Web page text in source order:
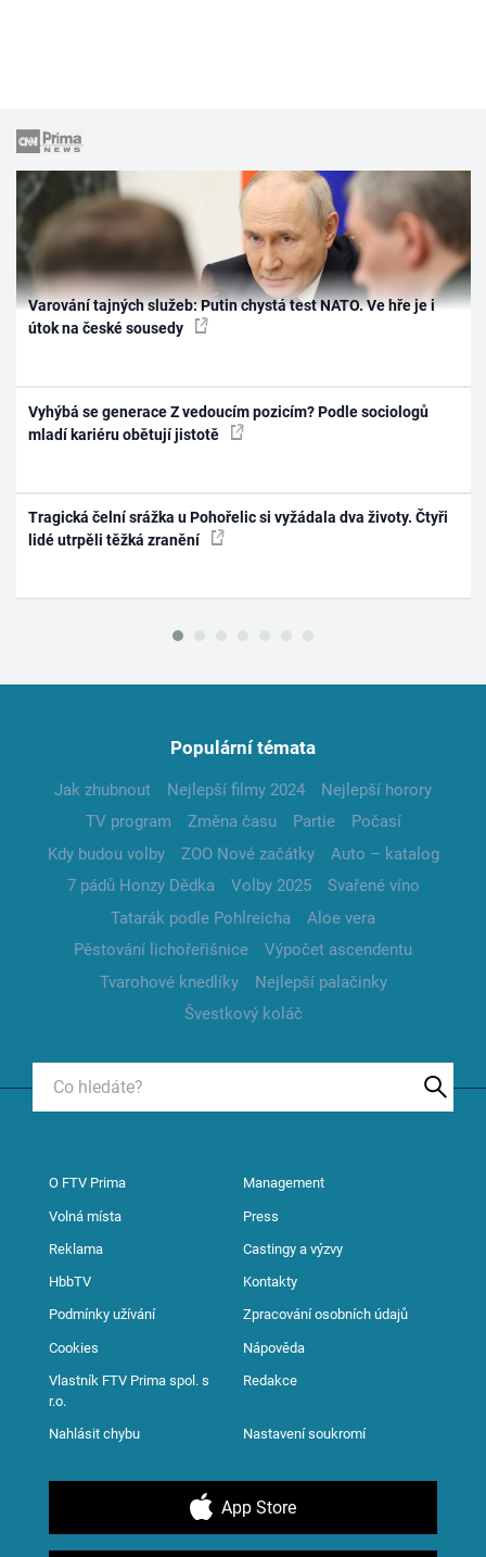
Varování tajných služeb: Putin chystá test NATO. Ve hře je i
útok na české sousedy
Vyhýbá se generace Z vedoucím pozicím? Podle sociologů
mladí kariéru obětují jistotě
Tragická čelní srážka u Pohořelic si vyžádala dva životy. Čtyři
lidé utrpěli těžká zranění
Populární témata
Jak zhubnout Nejlepší filmy 2024
Nejlepší horory
TV program
Změna času Partie
Počasí
Kdy budou volby
ZOO Nové začátky
Auto – katalog
7 pádů Honzy Dědka
Volby 2025
Svařené víno
Tatarák podle Pohlreicha
Aloe vera
Pěstování lichořeřišnice
Výpočet ascendentu
Tvarohové knedlíky
Nejlepší palačinky
Švestkový koláč
O FTV Prima Management
Volná místa Press
Reklama Castingy a výzvy
HbbTV Kontakty
Podmínky užívání Zpracování osobních údajů
Cookies Nápověda
Vlastník FTV Prima spol. s
r.o.
Redakce
Nahlásit chybu Nastavení soukromí
App Store